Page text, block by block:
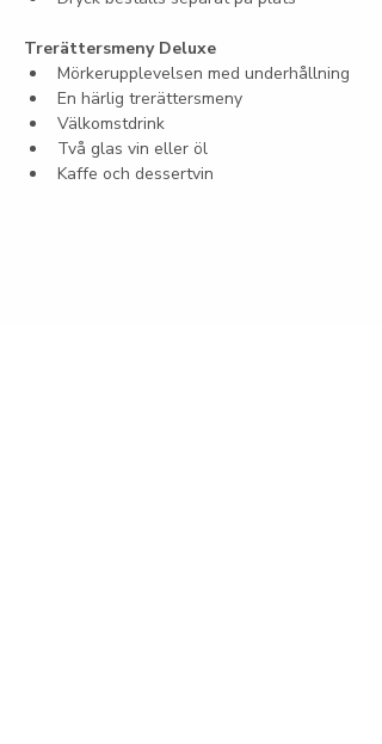
Trerättersmeny Deluxe
Mörkerupplevelsen med underhållning
En härlig trerättersmeny
Välkomstdrink
Två glas vin eller öl
Kaffe och dessertvin